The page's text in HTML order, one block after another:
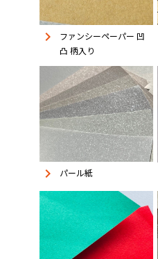
keyboard_arrow_right
ファンシーペーパー 凹
凸 柄入り
keyboard_arrow_right パール紙